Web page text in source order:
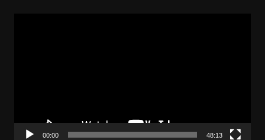
00:00 48:13